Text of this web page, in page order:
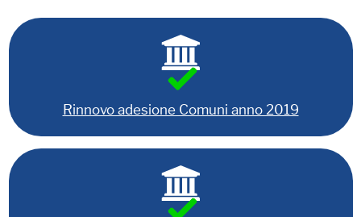
Rinnovo adesione Comuni anno 2019